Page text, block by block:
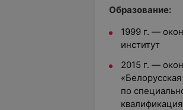
Образование:
1999 г. —
институт
2015 г. —
по